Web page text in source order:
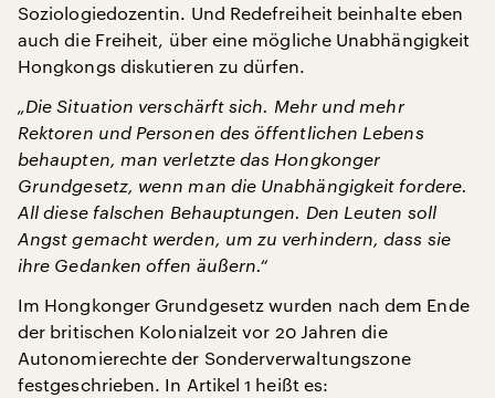
Soziologiedozentin. Und Redefreiheit beinhalte eben
auch die Freiheit, über eine mögliche Unabhängigkeit
Hongkongs diskutieren zu dürfen.
„Die Situation verschärft sich. Mehr und mehr
Rektoren und Personen des öffentlichen Lebens
behaupten, man verletzte das Hongkonger
Grundgesetz, wenn man die Unabhängigkeit fordere.
All diese falschen Behauptungen. Den Leuten soll
Angst gemacht werden, um zu verhindern, dass sie
ihre Gedanken offen äußern.“
Im Hongkonger Grundgesetz wurden nach dem Ende
der britischen Kolonialzeit vor 20 Jahren die
Autonomierechte der Sonderverwaltungszone
festgeschrieben. In Artikel 1 heißt es: